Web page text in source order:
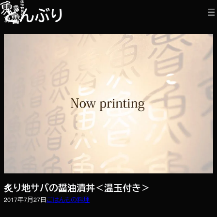
内
容
を
どんぶり
炙り地サバの醤油漬丼＜温玉付き＞
2017年7月27日ごはんもの料理